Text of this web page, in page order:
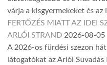
várja a kisgyermekeket és
FERTŐZÉS MIATT AZ IDEI
ARLÓI STRAND 2026-08-05
A 2026-os fürdési szezon
látogatókat az Arlói